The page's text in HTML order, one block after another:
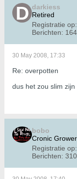
darkiess
Retired
Registratie op:
Berichten:
30 May 2008, 17:33
Re: overpotten
dus het zou slim
bobo
Cronic Grower
Registratie op:
Berichten: